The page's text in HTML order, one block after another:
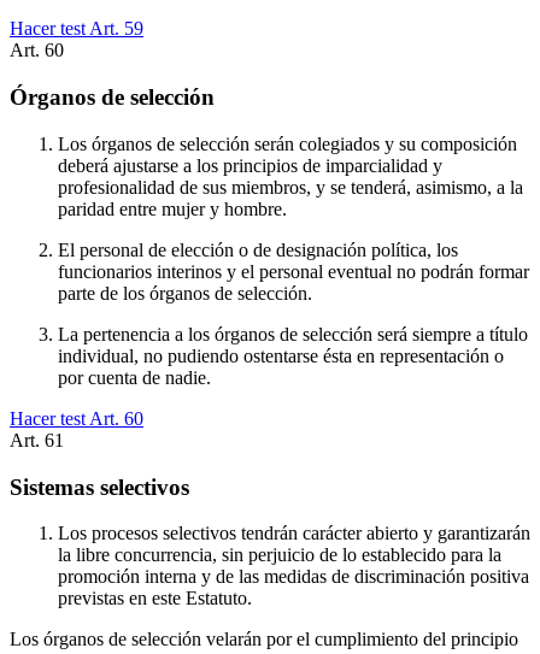
Hacer test Art. 59
Art. 60
Órganos de selección
Los órganos de selección serán colegiados y su composición
deberá ajustarse a los principios de imparcialidad y
profesionalidad de sus miembros, y se tenderá, asimismo, a la
paridad entre mujer y hombre.
El personal de elección o de designación política, los
funcionarios interinos y el personal eventual no podrán formar
parte de los órganos de selección.
La pertenencia a los órganos de selección será siempre a título
individual, no pudiendo ostentarse ésta en representación o
por cuenta de nadie.
Hacer test Art. 60
Art. 61
Sistemas selectivos
Los procesos selectivos tendrán carácter abierto y garantizarán
la libre concurrencia, sin perjuicio de lo establecido para la
promoción interna y de las medidas de discriminación positiva
previstas en este Estatuto.
Los órganos de selección velarán por el cumplimiento del principio